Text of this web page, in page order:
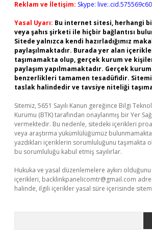
Reklam ve İletişim: Skype:
Yasal Uyarı: Bu internet sitesi, herhangi
veya şahıs şirketi ile hiçbir bağlantısı
Sitede yalnızca kendi hazırladığımız
paylaşılmaktadır. Burada yer alan
taşımamakta olup, gerçek kurum ve
paylaşım yapılmamaktadır. Gerçek
benzerlikleri tamamen tesadüfidir.
taslak halindedir ve tavsiye niteliği
Sitemiz, 5651 Sayılı Kanun gereğince Bilgi
Kurumu (BTK) tarafından onaylanmış bir Yer
vermektedir. Bu nedenle, sitedeki içerikleri
veya araştırma yükümlülüğümüz
yazdıkları içeriklerin sorumluluğunu taşımakta
bu sorumluluğu kabul etmiş sayılırlar.
Hukuka ve yasal düzenlemelere aykırı
içerikleri, backlinkpanelicomtr@gmail.com
halinde, ilgili içerikler yasal süre içerisinde